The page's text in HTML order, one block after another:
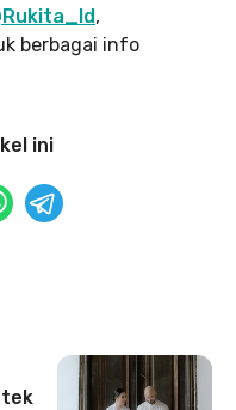
,
berbagai info
ini